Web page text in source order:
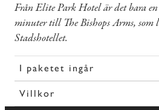
Från Elite Park Hotel är det bara
minuter till The Bishops Arms, som
Stadshotellet.
I paketet ingår
Villkor